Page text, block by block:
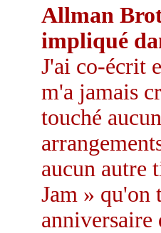
Allman
impliqué
J'ai co-écrit
m'a jamais
touché
aucun autre
Jam » qu'on
anniversaire